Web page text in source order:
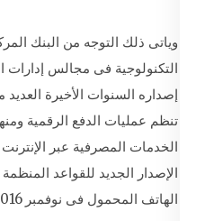
وياتى ذلك التوجه من البنك
التكنولوجية فى مجالس إدارات
إصداره السنوات الأخيرة العديد
تنظم عمليات الدفع الرقمية
الإصدار الجديد للقواعد
الهاتف المحمول فى نوفمبر 2016.